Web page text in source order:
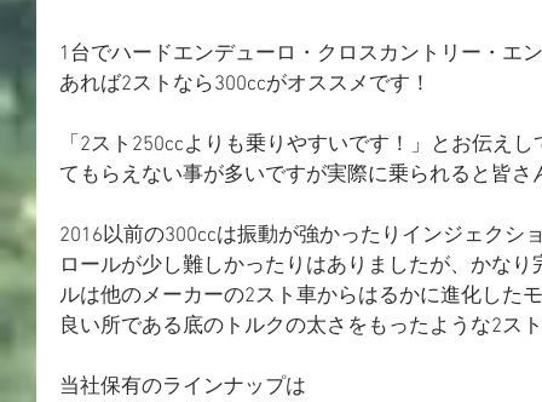
1台でハードエンデューロ・クロスカントリー・エ
あれば2ストなら300ccがオススメです！
「2スト250ccよりも乗りやすいです！」とお伝え
てもらえない事が多いですが実際に乗られると皆さ
2016以前の300ccは振動が強かったりインジェクシ
ロールが少し難しかったりはありましたが、かな
ルは他のメーカーの2スト車からはるかに進化した
良い所である底のトルクの太さをもったような2
当社保有のラインナップは